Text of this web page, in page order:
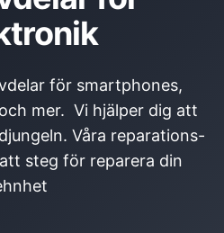
för smartphones,
mer. Vi hjälper dig att
Våra reparations-
steg för reparera din